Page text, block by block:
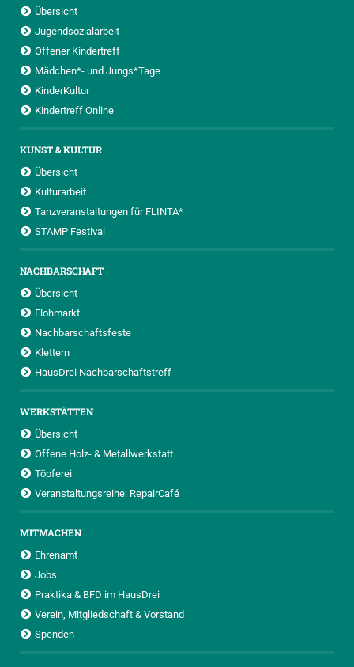
Übersicht
Jugendsozialarbeit
Offener Kindertreff
Mädchen*- und Jungs*Tage
KinderKultur
Kindertreff Online
KUNST & KULTUR
Übersicht
Kulturarbeit
Tanzveranstaltungen für FLINTA*
STAMP Festival
NACHBARSCHAFT
Übersicht
Flohmarkt
Nachbarschaftsfeste
Klettern
HausDrei Nachbarschaftstreff
WERKSTÄTTEN
Übersicht
Offene Holz- & Metallwerkstatt
Töpferei
Veranstaltungsreihe: RepairCafé
MITMACHEN
Ehrenamt
Jobs
Praktika & BFD im HausDrei
Verein, Mitgliedschaft & Vorstand
Spenden